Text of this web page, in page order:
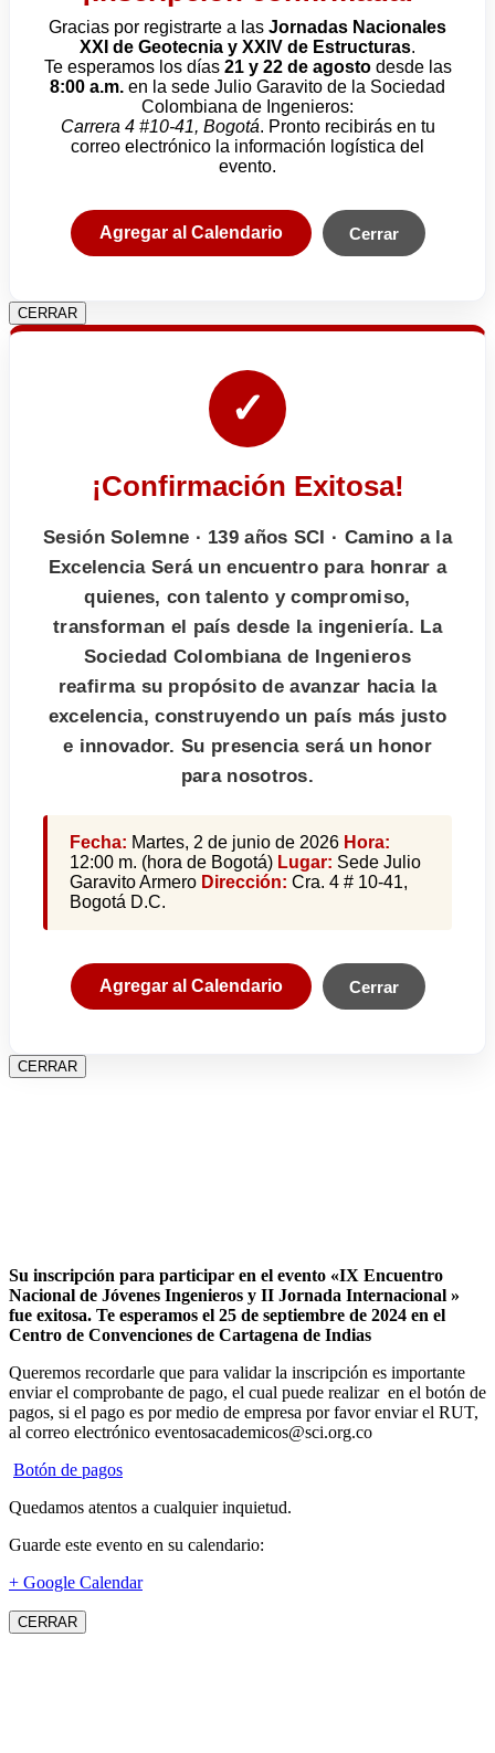
Gracias por registrarte a las Jornadas Nacionales
XXI de Geotecnia y XXIV de Estructuras.
Te esperamos los días 21 y 22 de agostodesde las
8:00 a.m. en la sede Julio Garavito de la Sociedad
Colombiana de Ingenieros:
Carrera 4 #10-41, Bogotá. Pronto recibirás en tu
correo electrónico la información logística del
evento.
Agregar al Calendario Cerrar
CERRAR
✓
¡Confirmación Exitosa!
Sesión Solemne · 139 años SCI · Camino a la
Excelencia Será un encuentro para honrar a
quienes, con talento y compromiso,
transforman el país desde la ingeniería. La
Sociedad Colombiana de Ingenieros
reafirma su propósito de avanzar hacia la
excelencia, construyendo un país más justo
e innovador. Su presencia será un honor
para nosotros.
Fecha: Martes, 2 de junio de 2026 Hora:
12:00 m. (hora de Bogotá) Lugar: Sede Julio
Garavito Armero Dirección: Cra. 4 # 10-41,
Bogotá D.C.
Agregar al Calendario Cerrar
CERRAR
Su inscripción para participar en el evento «IX Encuentro
Nacional de Jóvenes Ingenieros y II Jornada Internacional »
fue exitosa. Te esperamos el 25 de septiembre de 2024 en el
Centro de Convenciones de Cartagena de Indias
Queremos recordarle que para validar la inscripción es importante
enviar el comprobante de pago, el cual puede realizar en el botón de
pagos, si el pago es por medio de empresa por favor enviar el RUT,
al correo electrónico eventosacademicos@sci.org.co
Botón de pagos
Quedamos atentos a cualquier inquietud.
Guarde este evento en su calendario:
+ Google Calendar
CERRAR